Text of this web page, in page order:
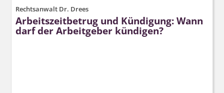
Rechtsanwalt Dr. Drees
Arbeitszeitbetrug und Kündigung: Wann
darf der Arbeitgeber kündigen?